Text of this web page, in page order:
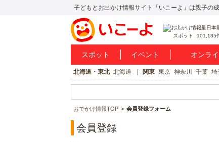
子どもとお出かけ情報サイト「いこーよ」は親子の
スポット 101,135
スポット イベント オンラ
北海道・東北 北海道 関東 東京 神奈川 千葉 埼
おでかけ情報TOP 会員登録フォーム
会員登録